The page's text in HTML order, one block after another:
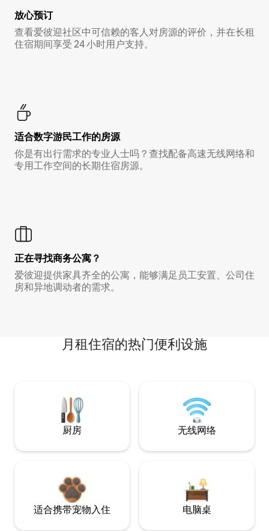
放心预订
查看爱彼迎社区中可信赖的客人对房源的评价，并在长租
住宿期间享受 24 小时用户支持。
适合数字游民工作的房源
你是有出行需求的专业人士吗？查找配备高速无线网络和
专用工作空间的长期住宿房源。
正在寻找商务公寓？
爱彼迎提供家具齐全的公寓，能够满足员工安置、公司住
房和异地调动者的需求。
月租住宿的热门便利设施
厨房 无线网络
适合携带宠物入住 电脑桌